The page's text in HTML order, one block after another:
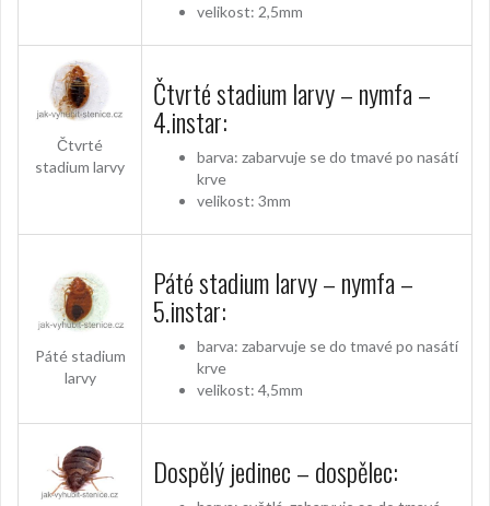
velikost: 2,5mm
Čtvrté
stadium larvy
Čtvrté stadium larvy – nymfa –
4.instar:
barva: zabarvuje se do tmavé po nasátí
krve
velikost: 3mm
Páté stadium
larvy
Páté stadium larvy – nymfa –
5.instar:
barva: zabarvuje se do tmavé po nasátí
krve
velikost: 4,5mm
Dospělý jedinec – dospělec: